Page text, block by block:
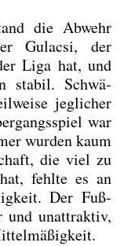
die Abwehr
Gulacsi, der
Liga hat, und
sta­bil. Schwä­
jeg­li­cher
war
wur­den kaum
die viel zu
fehl­te es an
Der Fuß­
und unat­trak­tiv,